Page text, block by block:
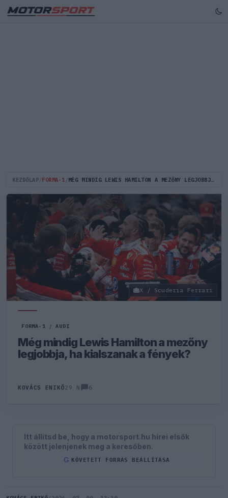
KEZDŐLAP FORMA-1 MÉG MINDIG LEWIS HAMILTON A MEZŐNY LEGJOBBJA, HA KIALSZANAK A FÉNYEK?
X / Scuderia Ferrari
FORMA-1 / AUDI
Még mindig Lewis Hamilton a mezőny
legjobbja, ha kialszanak a fények?
KOVÁCS ENIKŐ29 N 6
Itt állítsd be, hogy a motorsport.hu hírei elsők
között jelenjenek meg a keresőben.
G KÖVETETT FORRÁS BEÁLLÍTÁSA